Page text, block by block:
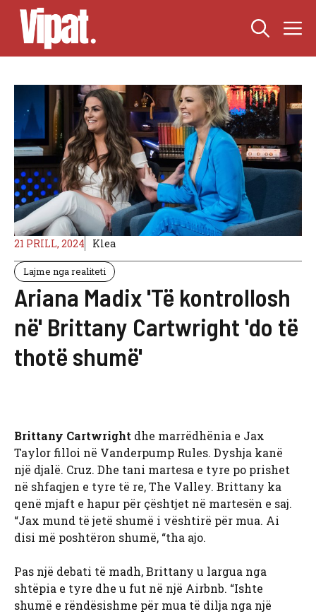
Skip
content
21 PRILL, 2024 Klea
Lajme nga realiteti
Ariana Madix 'Të kontrollosh
në' Brittany Cartwright 'do të
thotë shumë'
Brittany Cartwright dhe marrëdhënia e Jax
Taylor filloi në Vanderpump Rules. Dyshja kanë
një djalë. Cruz. Dhe tani martesa e tyre po prishet
në shfaqjen e tyre të re, The Valley. Brittany ka
qenë mjaft e hapur për çështjet në martesën e saj.
“Jax mund të jetë shumë i vështirë për mua. Ai
disi më poshtëron shumë, “tha ajo.
Pas një debati të madh, Brittany u largua nga
shtëpia e tyre dhe u fut në një Airbnb. “Ishte
shumë e rëndësishme për mua të dilja nga një